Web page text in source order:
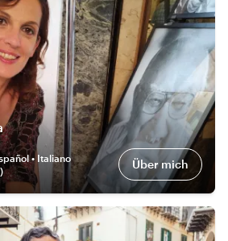
• Italiano
) Über mich